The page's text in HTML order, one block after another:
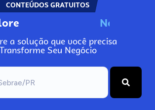
CONTEÚDOS GRATUITOS
No
a solução que você precisa
Seu Negócio